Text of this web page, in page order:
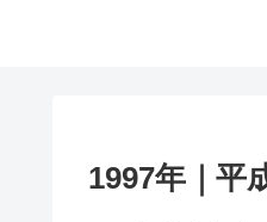
1997年｜平